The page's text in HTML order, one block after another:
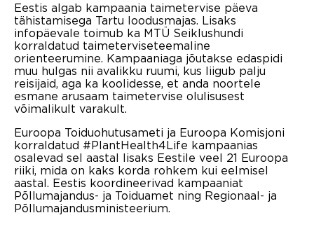
Eestis algab kampaania taimetervise päeva
tähistamisega Tartu loodusmajas. Lisaks
infopäevale toimub ka MTÜ Seiklushundi
korraldatud taimeterviseteemaline
orienteerumine. Kampaaniaga jõutakse edaspidi
muu hulgas nii avalikku ruumi, kus liigub palju
reisijaid, aga ka koolidesse, et anda noortele
esmane arusaam taimetervise olulisusest
võimalikult varakult.
Euroopa Toiduohutusameti ja Euroopa Komisjoni
korraldatud #PlantHealth4Life kampaanias
osalevad sel aastal lisaks Eestile veel 21 Euroopa
riiki, mida on kaks korda rohkem kui eelmisel
aastal. Eestis koordineerivad kampaaniat
Põllumajandus- ja Toiduamet ning Regionaal- ja
Põllumajandusministeerium.